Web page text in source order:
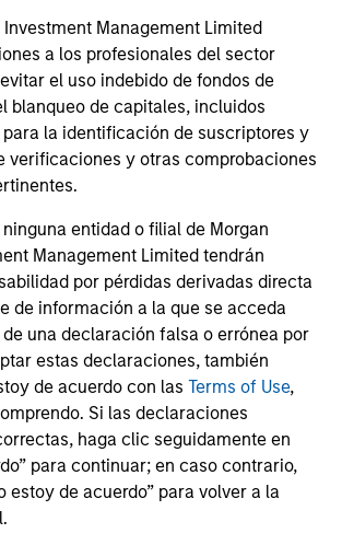
Management Limited
a los profesionales del sector
el uso indebido de fondos de
blanqueo de capitales, incluidos
la identificación de suscriptores y
verificaciones y otras comprobaciones
entidad o filial de Morgan
Management Limited tendrán
por pérdidas derivadas directa
de información a la que se acceda
una declaración falsa o errónea por
estas declaraciones, también
de acuerdo con lasTerms of Use,
Si las declaraciones
haga clic seguidamente en
para continuar; en caso contrario,
estoy de acuerdo” para volver a la
of Morgan Stanley North America
discusses the evolution of private
traditional direct lending and the
opportunistic credit in today's